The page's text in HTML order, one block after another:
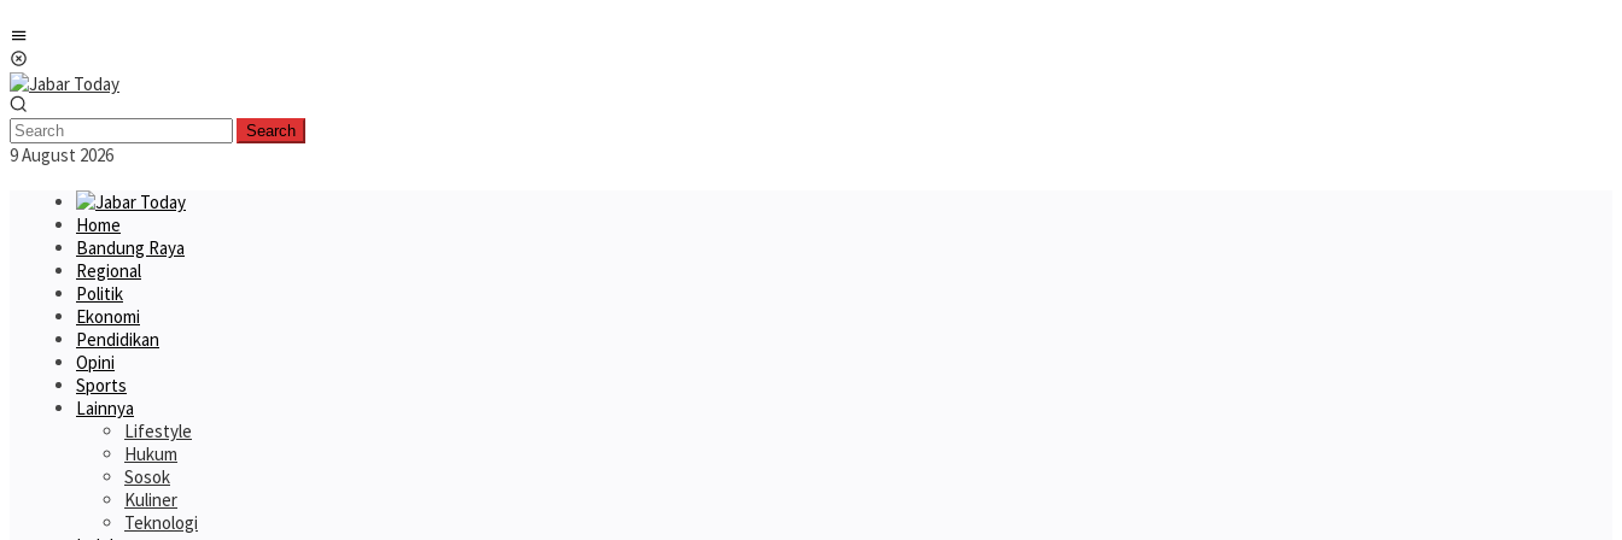
to
content
Search
9 August 2026
Home
Bandung Raya
Regional
Politik
Ekonomi
Pendidikan
Opini
Sports
Lainnya
Lifestyle
Hukum
Sosok
Kuliner
Teknologi